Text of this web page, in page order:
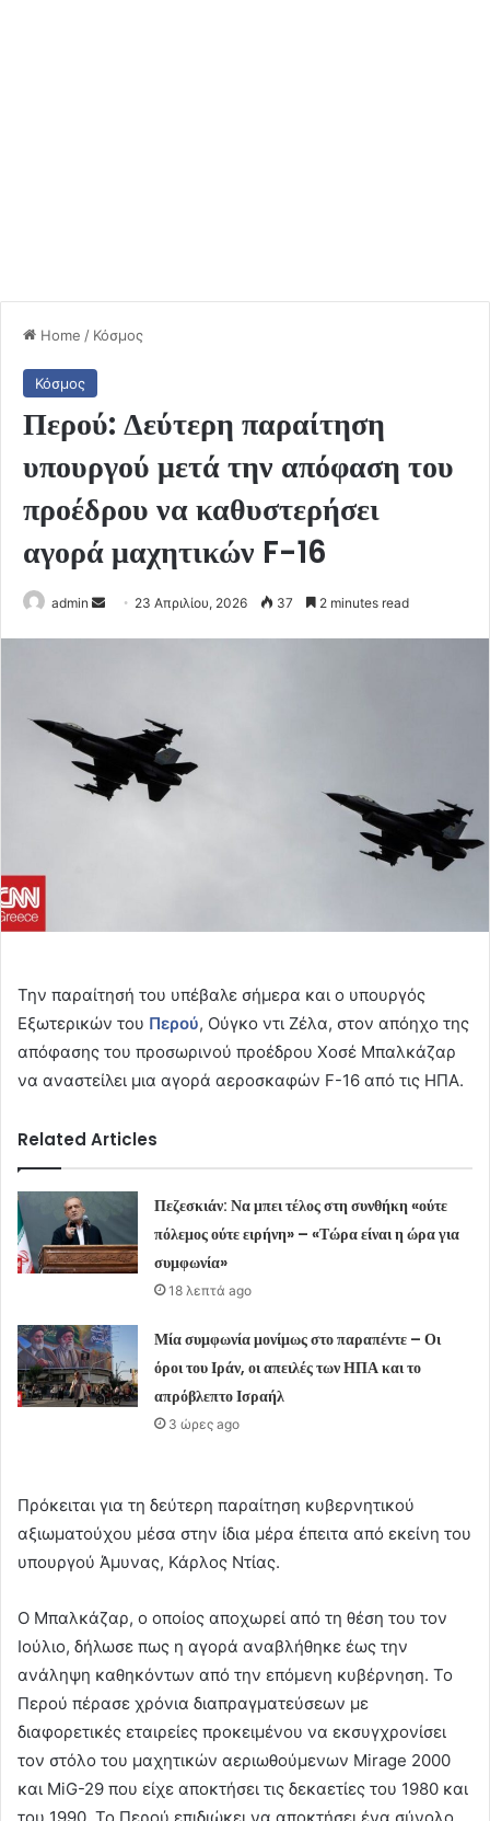
Home / Κόσμος
Κόσμος
Περού: Δεύτερη παραίτηση
υπουργού μετά την απόφαση του
προέδρου να καθυστερήσει
αγορά μαχητικών F-16
admin
Send 23 Απριλίου, 2026 37 2 minutes read
Την παραίτησή του υπέβαλε σήμερα και ο υπουργός
Εξωτερικών του Περού, Ούγκο ντι Ζέλα, στον απόηχο της
απόφασης του προσωρινού προέδρου Χοσέ Μπαλκάζαρ
να αναστείλει μια αγορά αεροσκαφών F-16 από τις ΗΠΑ.
Related Articles
Πεζεσκιάν: Να μπει τέλος στη συνθήκη «ούτε
πόλεμος ούτε ειρήνη» – «Τώρα είναι η ώρα για
συμφωνία»
18 λεπτά ago
Μία συμφωνία μονίμως στο παραπέντε – Οι
όροι του Ιράν, οι απειλές των ΗΠΑ και το
απρόβλεπτο Ισραήλ
3 ώρες ago
Πρόκειται για τη δεύτερη παραίτηση κυβερνητικού
αξιωματούχου μέσα στην ίδια μέρα έπειτα από εκείνη του
υπουργού Άμυνας, Κάρλος Ντίας.
Ο Μπαλκάζαρ, ο οποίος αποχωρεί από τη θέση του τον
Ιούλιο, δήλωσε πως η αγορά αναβλήθηκε έως την
ανάληψη καθηκόντων από την επόμενη κυβέρνηση. Το
Περού πέρασε χρόνια διαπραγματεύσεων με
διαφορετικές εταιρείες προκειμένου να εκσυγχρονίσει
τον στόλο του μαχητικών αεριωθούμενων Mirage ⁠2000
και MiG-29 που είχε αποκτήσει τις δεκαετίες του 1980 και